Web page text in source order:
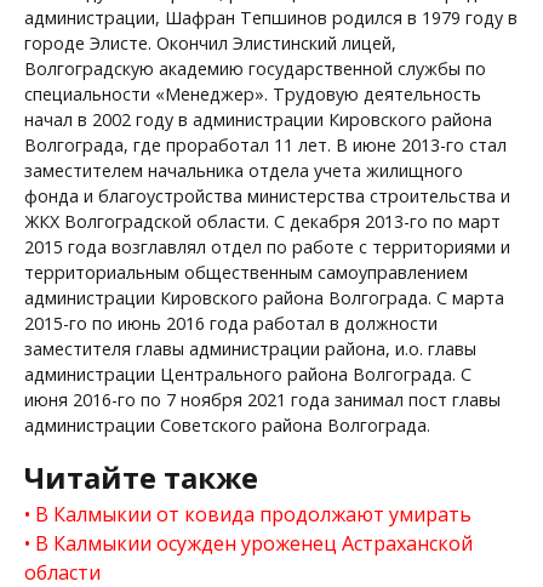
администрации, Шафран Тепшинов родился в 1979 году в
городе Элисте. Окончил Элистинский лицей,
Волгоградскую академию государственной службы по
специальности «Менеджер». Трудовую деятельность
начал в 2002 году в администрации Кировского района
Волгограда, где проработал 11 лет. В июне 2013-го стал
заместителем начальника отдела учета жилищного
фонда и благоустройства министерства строительства и
ЖКХ Волгоградской области. С декабря 2013-го по март
2015 года возглавлял отдел по работе с территориями и
территориальным общественным самоуправлением
администрации Кировского района Волгограда. С марта
2015-го по июнь 2016 года работал в должности
заместителя главы администрации района, и.о. главы
администрации Центрального района Волгограда. С
июня 2016-го по 7 ноября 2021 года занимал пост главы
администрации Советского района Волгограда.
Читайте также
В Калмыкии от ковида продолжают умирать
В Калмыкии осужден уроженец Астраханской
области